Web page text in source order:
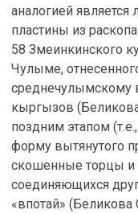
аналогией
пластины из
58 Змеинкинского
Чулыме,
среднечулымскому
кыргызов
поздним этапом
форму вытянутого
скошенные торцы и
соединяющихся
«впотай» (Беликова